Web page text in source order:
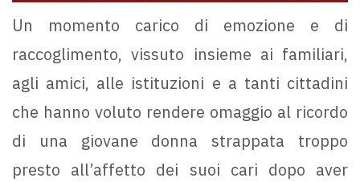
Un momento carico di emozione e di
raccoglimento, vissuto insieme ai familiari,
agli amici, alle istituzioni e a tanti cittadini
che hanno voluto rendere omaggio al ricordo
di una giovane donna strappata troppo
presto all’affetto dei suoi cari dopo aver